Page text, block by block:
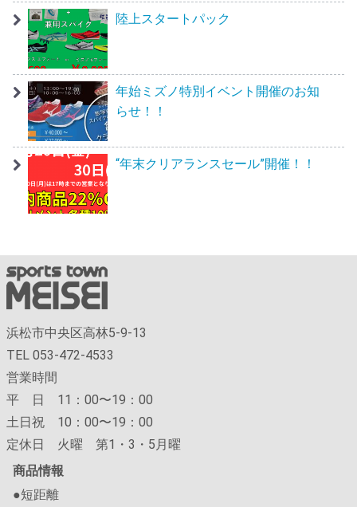
陸上スタートパック
年始ミズノ特別イベント開催のお知
らせ！！
“年末クリアランスセール”開催！！
浜松市中央区高林5-9-13
TEL 053-472-4533
営業時間
平 日 11：00〜19：00
土日祝 10：00〜19：00
定休日 火曜 第1・3・5月曜
商品情報
●短距離